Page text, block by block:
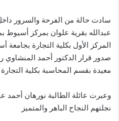
سادت حالة من الفرحة والسرور
عبدالله بقرية علوان بمركز
المركز الأول بكلية التجارة بجامعة
صدور قرار الدكتور أحمد المنشاوي
معيدة بقسم المحاسبة بكلية
وعبرت عائلة الطالبة نورهان أحمد
نجلتهم النجاح الباهر والمتميز